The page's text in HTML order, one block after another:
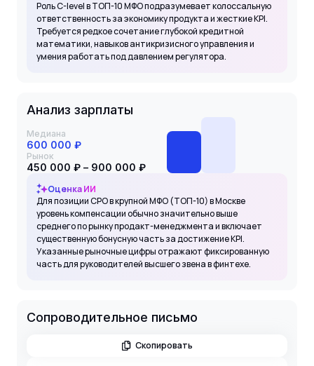
Роль C-level в ТОП-10 МФО подразумевает колоссальную
ответственность за экономику продукта и жесткие KPI.
Требуется редкое сочетание глубокой кредитной
математики, навыков антикризисного управления и
умения работать под давлением регулятора.
Анализ зарплаты
Медиана
600 000 ₽
Рынок
450 000 ₽ – 900 000 ₽
Оценка ИИ
Для позиции CPO в крупной МФО (ТОП-10) в Москве
уровень компенсации обычно значительно выше
среднего по рынку продакт-менеджмента и включает
существенную бонусную часть за достижение KPI.
Указанные рыночные цифры отражают фиксированную
часть для руководителей высшего звена в финтехе.
Сопроводительное письмо
Скопировать